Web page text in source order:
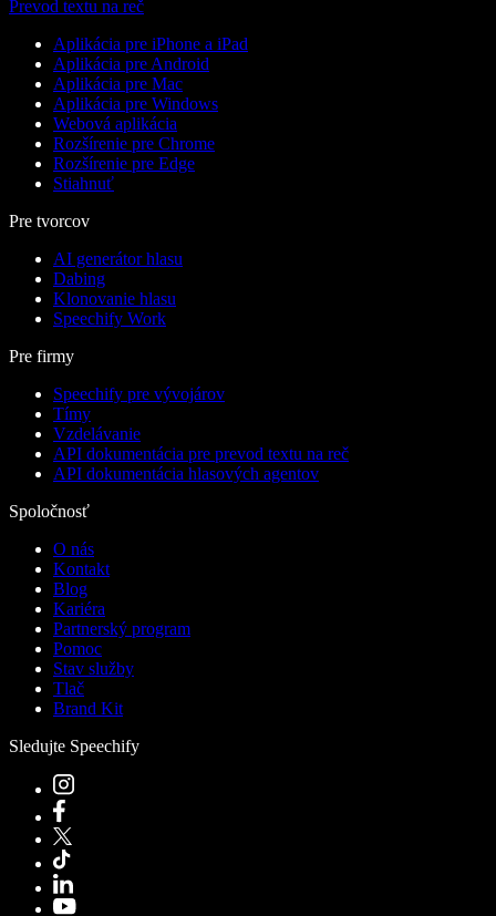
Prevod textu na reč
Aplikácia pre iPhone a iPad
Aplikácia pre Android
Aplikácia pre Mac
Aplikácia pre Windows
Webová aplikácia
Rozšírenie pre Chrome
Rozšírenie pre Edge
Stiahnuť
Pre tvorcov
AI generátor hlasu
Dabing
Klonovanie hlasu
Speechify Work
Pre firmy
Speechify pre vývojárov
Tímy
Vzdelávanie
API dokumentácia pre prevod textu na reč
API dokumentácia hlasových agentov
Spoločnosť
O nás
Kontakt
Blog
Kariéra
Partnerský program
Pomoc
Stav služby
Tlač
Brand Kit
Sledujte Speechify